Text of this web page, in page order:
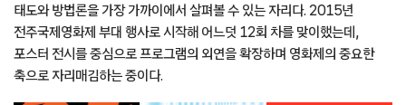
태도와 방법론을 가장 가까이에서 살펴볼 수 있는 자리다. 2015년
전주국제영화제 부대 행사로 시작해 어느덧 12회 차를 맞이했는데,
포스터 전시를 중심으로 프로그램의 외연을 확장하며 영화제의 중요한
축으로 자리매김하는 중이다.